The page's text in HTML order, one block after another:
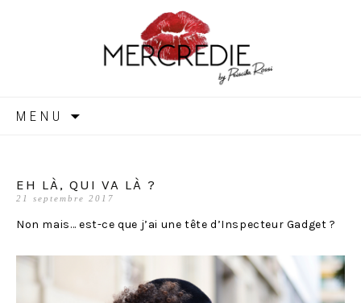
MERCREDIE
MENU
EH LÀ, QUI VA LÀ ?
21 septembre 2017
Non mais… est-ce que j’ai une tête d’Inspecteur Gadget ?